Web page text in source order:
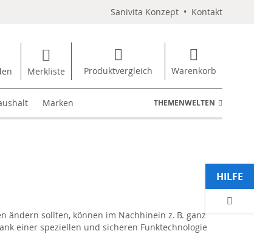
Sanivita Konzept • Kontakt
Merkliste Produktvergleich Warenkorb
Marken THEMENWELTEN
ändern sollten, können im Nachhinein z. B. ganz
einer speziellen und sicheren Funktechnologie
HILFE